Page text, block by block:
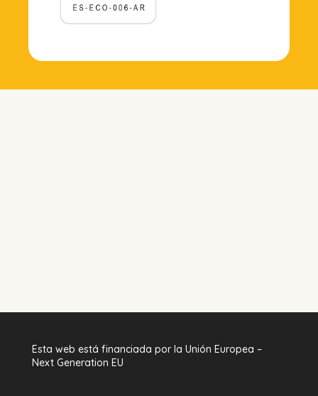
Esta web está financiada por la Unión Europea –
Next Generation EU